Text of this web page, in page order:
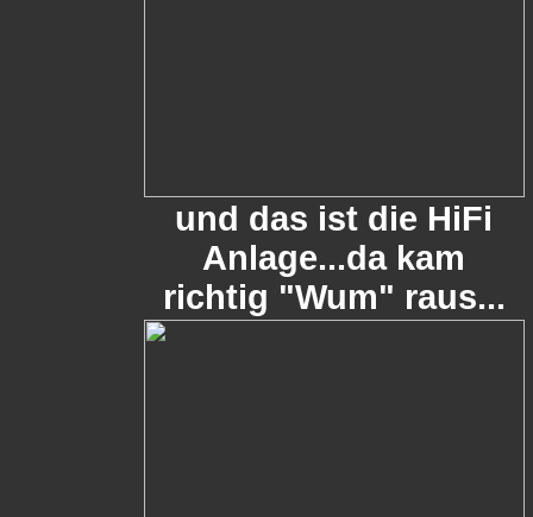
und das ist die HiFi
Anlage...da kam
richtig "Wum" raus...